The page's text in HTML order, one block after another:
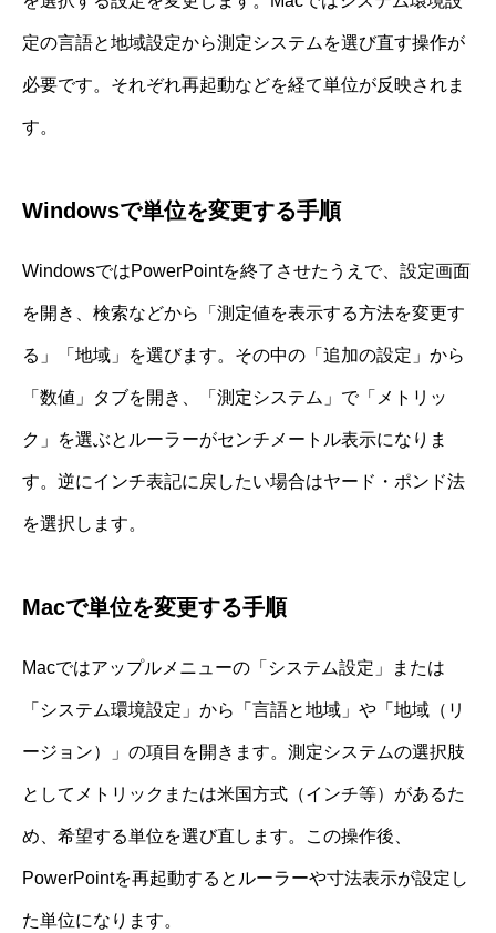
定の言語と地域設定から測定システムを選び直す操作が
必要です。それぞれ再起動などを経て単位が反映されま
す。
Windowsで単位を変更する手順
WindowsではPowerPointを終了させたうえで、設定画面
を開き、検索などから「測定値を表示する方法を変更す
る」「地域」を選びます。その中の「追加の設定」から
「数値」タブを開き、「測定システム」で「メトリッ
ク」を選ぶとルーラーがセンチメートル表示になりま
す。逆にインチ表記に戻したい場合はヤード・ポンド法
を選択します。
Macで単位を変更する手順
Macではアップルメニューの「システム設定」または
「システム環境設定」から「言語と地域」や「地域（リ
ージョン）」の項目を開きます。測定システムの選択肢
としてメトリックまたは米国方式（インチ等）があるた
め、希望する単位を選び直します。この操作後、
PowerPointを再起動するとルーラーや寸法表示が設定し
た単位になります。